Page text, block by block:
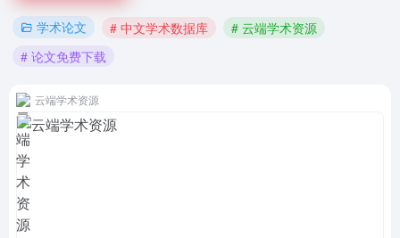
学术论文 # 中文学术数据库
# 云端学术资源
# 论文免费下载
云端学术资源